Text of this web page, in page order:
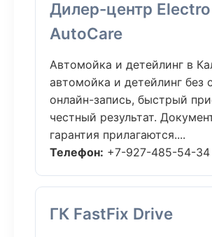
Дилер-центр Electro
AutoCare
Автомойка и детейлинг в
автомойка и детейлинг без
онлайн-запись, быстрый
честный результат.
гарантия прилагаются....
Телефон: +7-927-485-54-34
ГК FastFix Drive